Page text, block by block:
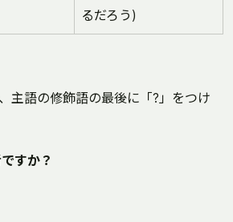
るだろう)
主語の修飾語の最後に「?」をつけ
すか？